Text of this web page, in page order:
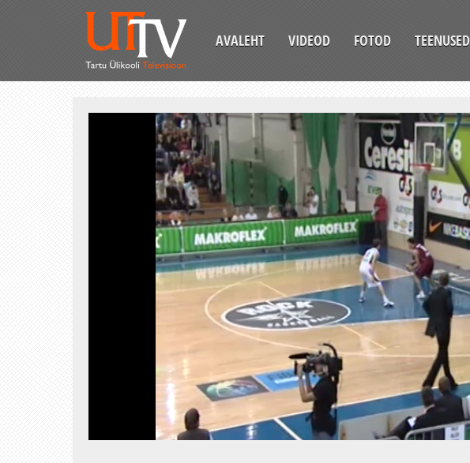
AVALEHT VIDEOD FOTOD TEENUSED
UnmuteLoaded:
0.41%